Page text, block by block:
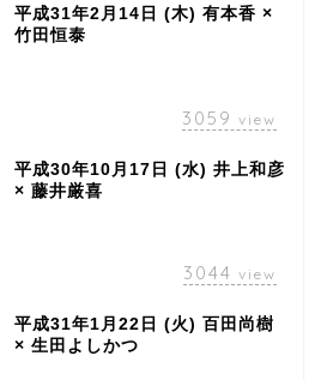
平成31年2月14日 (木) 有本香 ×
竹田恒泰
3059 view
平成30年10月17日 (水) 井上和彦
× 藤井厳喜
3044 view
平成31年1月22日 (火) 百田尚樹
× 生田よしかつ